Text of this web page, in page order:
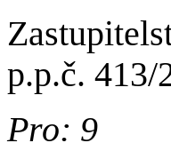
p.p.č. 413/
Pro: 9